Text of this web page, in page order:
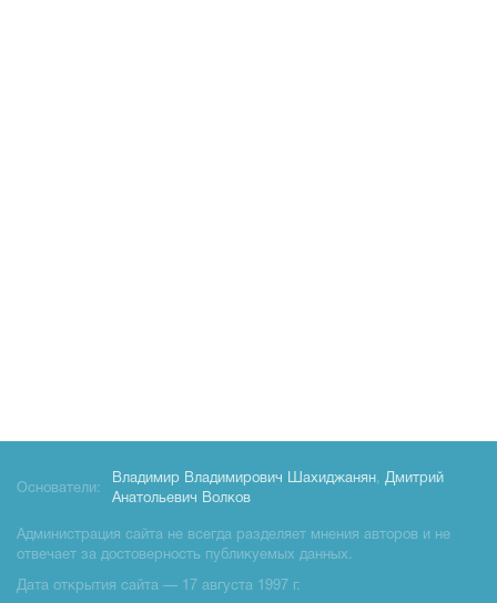
Основатели:
Владимир Владимирович Шахиджанян, Дмитрий
Анатольевич Волков
Администрация сайта не всегда разделяет мнения авторов и не
отвечает за достоверность публикуемых данных.
Дата открытия сайта — 17 августа 1997 г.